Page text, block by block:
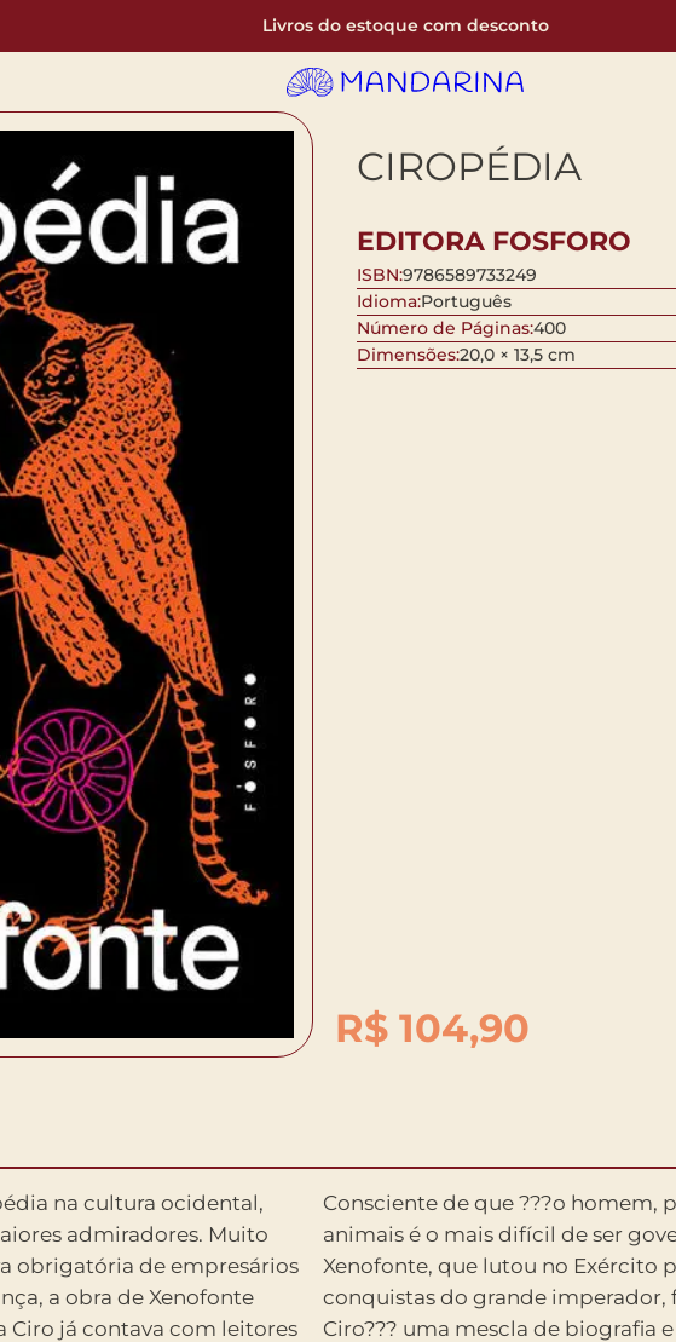
Livros do estoque com desconto
CIROPÉDIA
EDITORA FOSFORO
ISBN:9786589733249
Idioma:Português
Número de Páginas:400
Dimensões:20,0 × 13,5 cm
R$104,90
na cultura ocidental,
admiradores. Muito
obrigatória de empresários
a obra de Xenofonte
Ciro já contava com leitores
Consciente de que ???o homem,
animais é o mais difícil de ser
Xenofonte, que lutou no Exército
conquistas do grande imperador,
Ciro??? uma mescla de biografia